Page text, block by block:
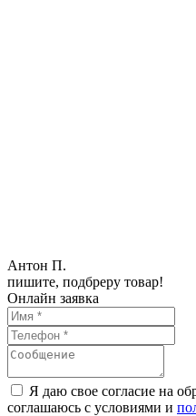
Антон П.
пишите, подбреру товар!
Онлайн заявка
Я даю свое согласие на
соглашаюсь с условиями и